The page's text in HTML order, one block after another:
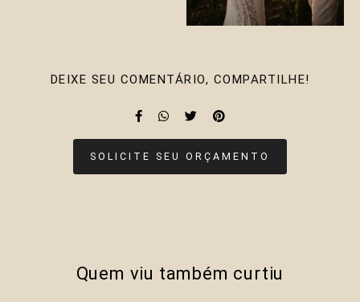
DEIXE SEU COMENTÁRIO, COMPARTILHE!
SOLICITE SEU ORÇAMENTO
Quem viu também curtiu